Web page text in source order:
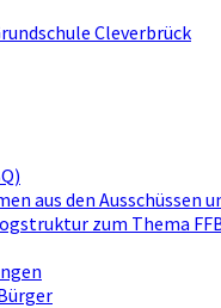
Cleverbrück
aus den Ausschüssen
zum Thema